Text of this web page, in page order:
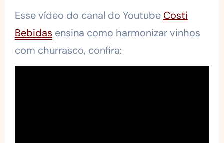
Esse vídeo do canal do Youtube Costi
Bebidas ensina como harmonizar vinhos
com churrasco, confira: